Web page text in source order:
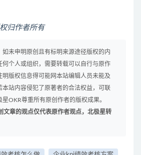
归作者所有
如未申明原创且有标明来源途径版权的内
何个人或组织，需要转载可以自行与原作
明版权信息得可能网本站编辑人员未能及
本站内容侵犯了原著者的合法权益，可联
OKR尊重所有原创作者的版权成果。
文章的观点仅代表原作者观点，北极星转